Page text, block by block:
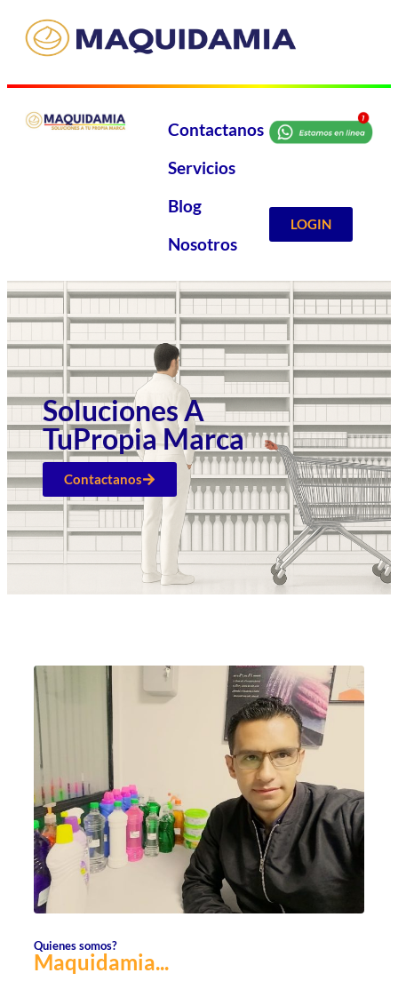
Contactanos
Servicios
Blog
Nosotros
LOGIN
Soluciones A
TuPropia Marca
Contactanos
Quienes somos?
Maquidamia...